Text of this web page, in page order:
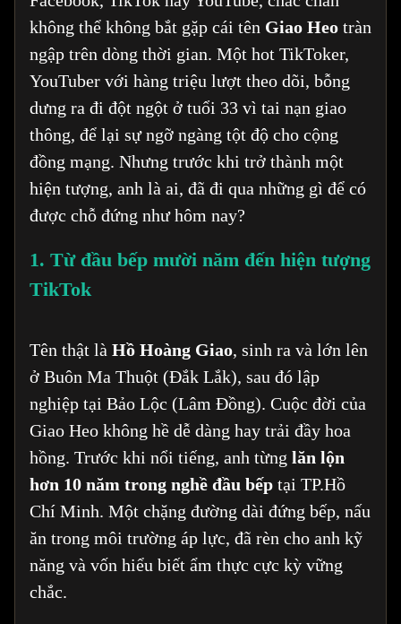
không thể không bắt gặp cái tên Giao Heo tràn
ngập trên dòng thời gian. Một hot TikToker,
YouTuber với hàng triệu lượt theo dõi, bỗng
dưng ra đi đột ngột ở tuổi 33 vì tai nạn giao
thông, để lại sự ngỡ ngàng tột độ cho cộng
đồng mạng. Nhưng trước khi trở thành một
hiện tượng, anh là ai, đã đi qua những gì để có
được chỗ đứng như hôm nay?
1. Từ đầu bếp mười năm đến hiện tượng
TikTok
Tên thật là Hồ Hoàng Giao, sinh ra và lớn lên
ở Buôn Ma Thuột (Đắk Lắk), sau đó lập
nghiệp tại Bảo Lộc (Lâm Đồng). Cuộc đời của
Giao Heo không hề dễ dàng hay trải đầy hoa
hồng. Trước khi nổi tiếng, anh từng lăn lộn
hơn 10 năm trong nghề đầu bếp tại TP.Hồ
Chí Minh. Một chặng đường dài đứng bếp, nấu
ăn trong môi trường áp lực, đã rèn cho anh kỹ
năng và vốn hiểu biết ẩm thực cực kỳ vững
chắc.